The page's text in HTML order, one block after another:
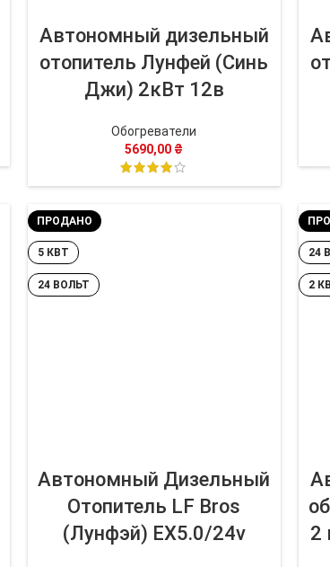
Автономный дизельный
отопитель Лунфей (Синь
Джи) 2кВт 12в
Обогреватели
5690,00 ₴
ПРОДАНО
5 КВТ
24 ВОЛЬТ
Автономный Дизельный
Отопитель LF Bros
(Лунфэй) EX5.0/24v
24
2
2